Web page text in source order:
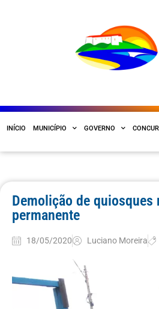
INÍCIO MUNICÍPIO GOVERNO
Demolição de
permanente
18/05/2020 Luciano Moreira